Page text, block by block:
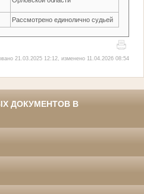
Рассмотрено единолично судьей
21.03.2025 12:12, изменено 11.04.2026 08:54
ДОКУМЕНТОВ В